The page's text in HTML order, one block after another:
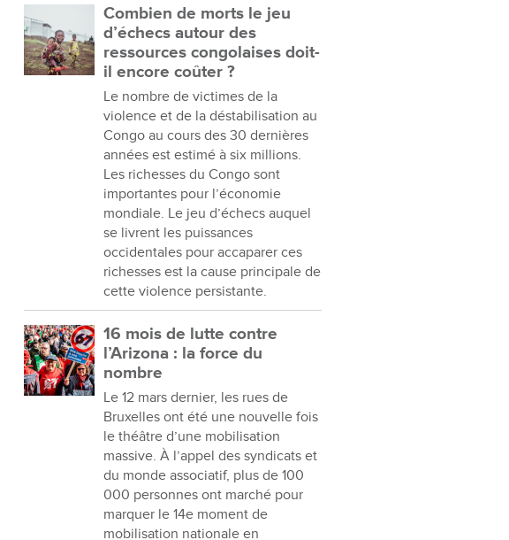
Combien de morts le jeu
d’échecs autour des
ressources congolaises doit-
il encore coûter ?
Le nombre de victimes de la
violence et de la déstabilisation au
Congo au cours des 30 dernières
années est estimé à six millions.
Les richesses du Congo sont
importantes pour l’économie
mondiale. Le jeu d’échecs auquel
se livrent les puissances
occidentales pour accaparer ces
richesses est la cause principale de
cette violence persistante.
16 mois de lutte contre
l’Arizona : la force du
nombre
Le 12 mars dernier, les rues de
Bruxelles ont été une nouvelle fois
le théâtre d’une mobilisation
massive. À l’appel des syndicats et
du monde associatif, plus de 100
000 personnes ont marché pour
marquer le 14e moment de
mobilisation nationale en